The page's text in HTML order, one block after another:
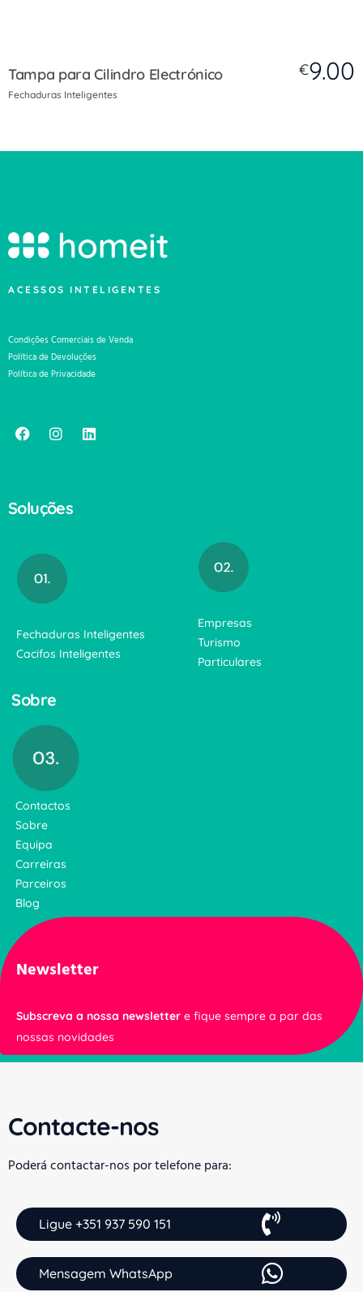
Tampa para Cilindro Electrónico €9.00
Fechaduras Inteligentes
ACESSOS INTELIGENTES
Condições Comerciais de Venda
Política de Devoluções
Política de Privacidade
Soluções
Fechaduras Inteligentes
Cacifos Inteligentes
Empresas
Turismo
Particulares
Sobre
Contactos
Sobre
Equipa
Carreiras
Parceiros
Blog
Newsletter
Subscreva a nossa newsletter e fique sempre a par das
nossas novidades
Contacte-nos
Poderá contactar-nos por telefone para:
Ligue +351 937 590 151
Mensagem WhatsApp